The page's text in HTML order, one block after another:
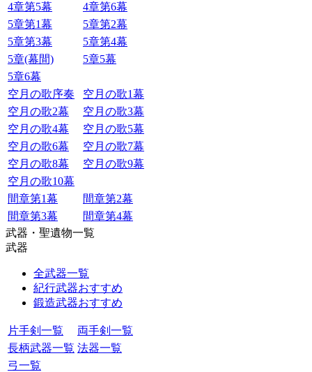
4章第5幕
4章第6幕
5章第1幕
5章第2幕
5章第3幕
5章第4幕
5章(幕間)
5章5幕
5章6幕
空月の歌序奏
空月の歌1幕
空月の歌2幕
空月の歌3幕
空月の歌4幕
空月の歌5幕
空月の歌6幕
空月の歌7幕
空月の歌8幕
空月の歌9幕
空月の歌10幕
間章第1幕
間章第2幕
間章第3幕
間章第4幕
武器・聖遺物一覧
武器
全武器一覧
紀行武器おすすめ
鍛造武器おすすめ
片手剣一覧
両手剣一覧
長柄武器一覧 法器一覧
弓一覧